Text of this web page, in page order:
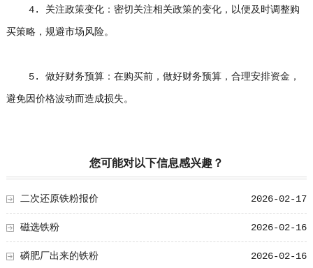
4. 关注政策变化：密切关注相关政策的变化，以便及时调整购
买策略，规避市场风险。
5. 做好财务预算：在购买前，做好财务预算，合理安排资金，
避免因价格波动而造成损失。
您可能对以下信息感兴趣？
2026-02-17
二次还原铁粉报价
2026-02-16
磁选铁粉
2026-02-16
磷肥厂出来的铁粉